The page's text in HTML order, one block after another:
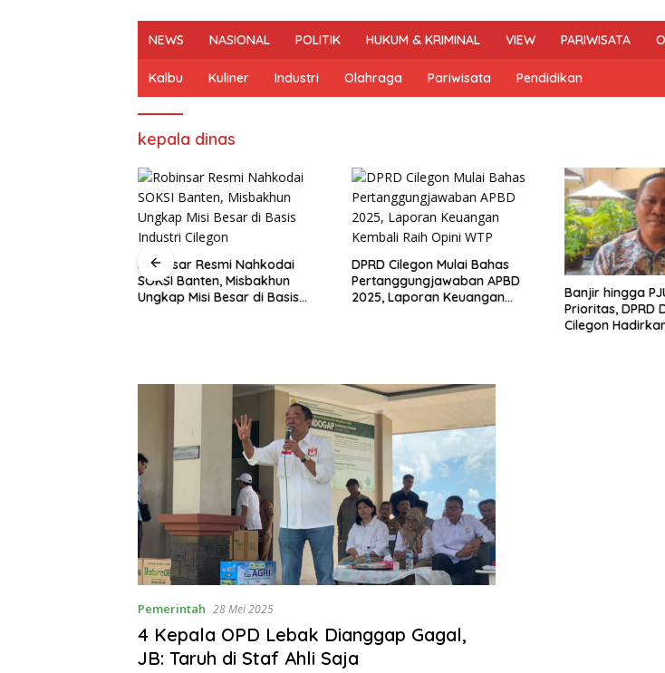
NEWS NASIONAL POLITIK HUKUM & KRIMINAL VIEW PARIWISATA
Kalbu Kuliner Industri Olahraga Pariwisata Pendidikan
kepala dinas
Robinsar Resmi Nahkodai
SOKSI Banten, Misbakhun
Ungkap Misi Besar di Basis
DPRD Cilegon Mulai Bahas
Pertanggungjawaban APBD
2025, Laporan Keuangan
Banjir hingga
Prioritas, DPRD
Cilegon
Pemerintah 28 Mei 2025
4 Kepala OPD Lebak Dianggap Gagal,
JB: Taruh di Staf Ahli Saja